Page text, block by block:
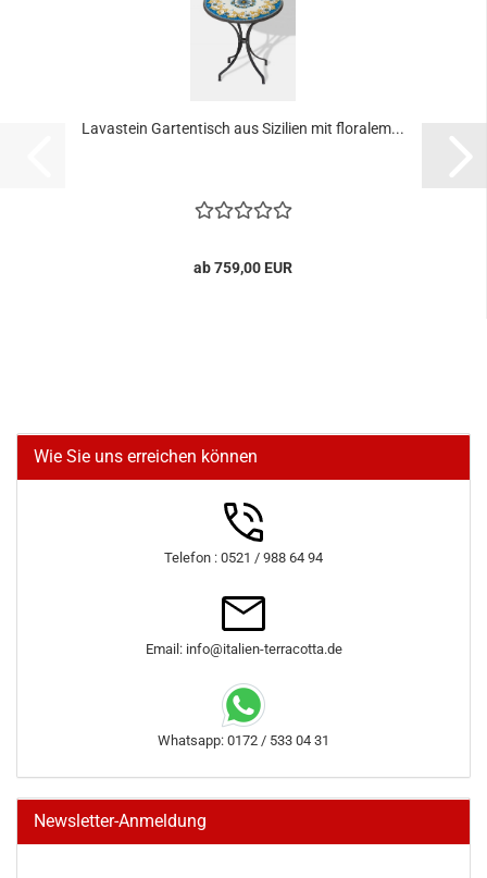
Lavastein Gartentisch aus Sizilien mit floralem...
ab 759,00 EUR
Wie Sie uns erreichen können
Telefon : 0521 / 988 64 94
Email: info@italien-terracotta.de
Whatsapp: 0172 / 533 04 31
Newsletter-Anmeldung